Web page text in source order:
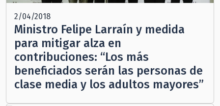
2/04/2018
Ministro Felipe Larraín y medida
para mitigar alza en
contribuciones: “Los más
beneficiados serán las personas de
clase media y los adultos mayores”